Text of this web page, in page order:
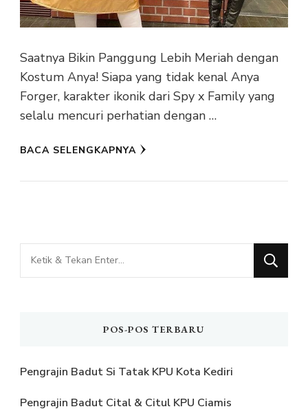
Saatnya Bikin Panggung Lebih Meriah dengan
Kostum Anya! Siapa yang tidak kenal Anya
Forger, karakter ikonik dari Spy x Family yang
selalu mencuri perhatian dengan …
BACA SELENGKAPNYA
Mencari
Sesuatu?
POS-POS TERBARU
Pengrajin Badut Si Tatak KPU Kota Kediri
Pengrajin Badut Cital & Citul KPU Ciamis